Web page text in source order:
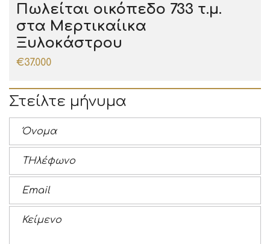
Πωλείται οικόπεδο 733 τ.μ.
στα Μερτικαίικα
Ξυλοκάστρου
€37.000
Στείλτε μήνυμα